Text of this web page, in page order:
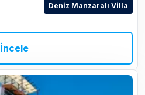
Deniz Manzaralı Villa
İncele